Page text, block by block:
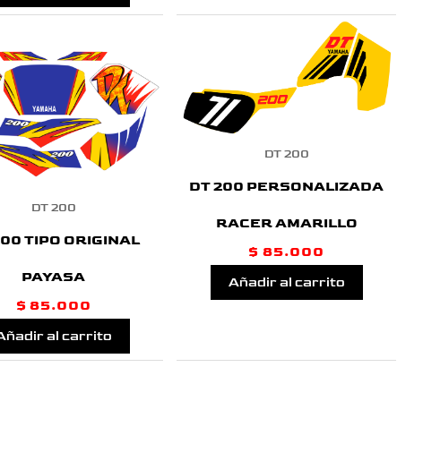
DT 200
TIPO ORIGINAL
PAYASA
$ 85.000
al carrito
DT 200
DT 200 PERSONALIZADA
RACER AMARILLO
$ 85.000
Añadir al carrito